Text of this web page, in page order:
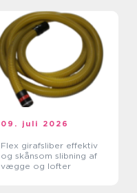
09. juli 2026
Flex girafsliber effektiv
og skånsom slibning af
vægge og lofter